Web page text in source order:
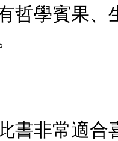
哲學賓果、
此書非常適